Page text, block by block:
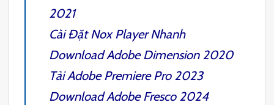
2021
Cài ĐặtNox PlayerNhanh
DownloadAdobe Dimension 2020
TảiAdobe Premiere Pro 2023
DownloadAdobe Fresco 2024